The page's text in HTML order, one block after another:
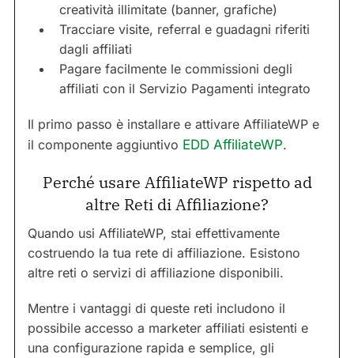
creatività illimitate (banner, grafiche)
Tracciare visite, referral e guadagni riferiti
dagli affiliati
Pagare facilmente le commissioni degli
affiliati con il Servizio Pagamenti integrato
Il primo passo è installare e attivare AffiliateWP e
il componente aggiuntivo EDD AffiliateWP.
Perché usare AffiliateWP rispetto ad
altre Reti di Affiliazione?
Quando usi AffiliateWP, stai effettivamente
costruendo la tua rete di affiliazione. Esistono
altre reti o servizi di affiliazione disponibili.
Mentre i vantaggi di queste reti includono il
possibile accesso a marketer affiliati esistenti e
una configurazione rapida e semplice, gli